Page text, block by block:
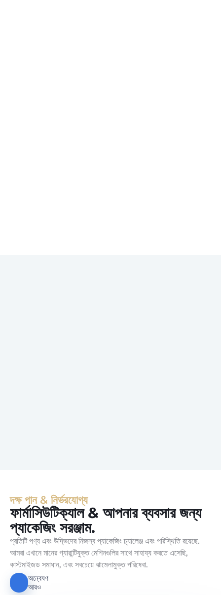
দক্ষ পান & নির্ভরযোগ্য
ফার্মাসিউটিক্যাল & আপনার ব্যবসার জন্য
প্যাকেজিং সরঞ্জাম.
প্রতিটি পণ্য এবং উদ্ভিদের নিজস্ব প্যাকেজিং চ্যালেঞ্জ এবং পরিস্থিতি রয়েছে.
আমরা এখানে মানের গ্যারান্টিযুক্ত মেশিনগুলির সাথে সাহায্য করতে এসেছি,
কাস্টমাইজড সমাধান, এবং সবচেয়ে ঝামেলামুক্ত পরিষেবা.
অন্বেষণ
আরও